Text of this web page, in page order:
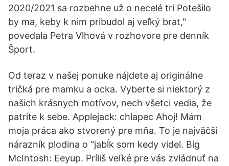
2020/2021 sa rozbehne už o necelé tri Potešilo
by ma, keby k nim pribudol aj veľký brat,"
povedala Petra Vlhová v rozhovore pre denník
Šport.
Od teraz v našej ponuke nájdete aj originálne
tričká pre mamku a ocka. Vyberte si niektorý z
našich krásnych motívov, nech všetci vedia, že
patríte k sebe. Applejack: chlapec Ahoj! Mám
moja práca ako stvorený pre mňa. To je najväčší
nárazník plodina o "jabĺk som kedy videl. Big
McIntosh: Eeyup. Príliš veľké pre vás zvládnuť na